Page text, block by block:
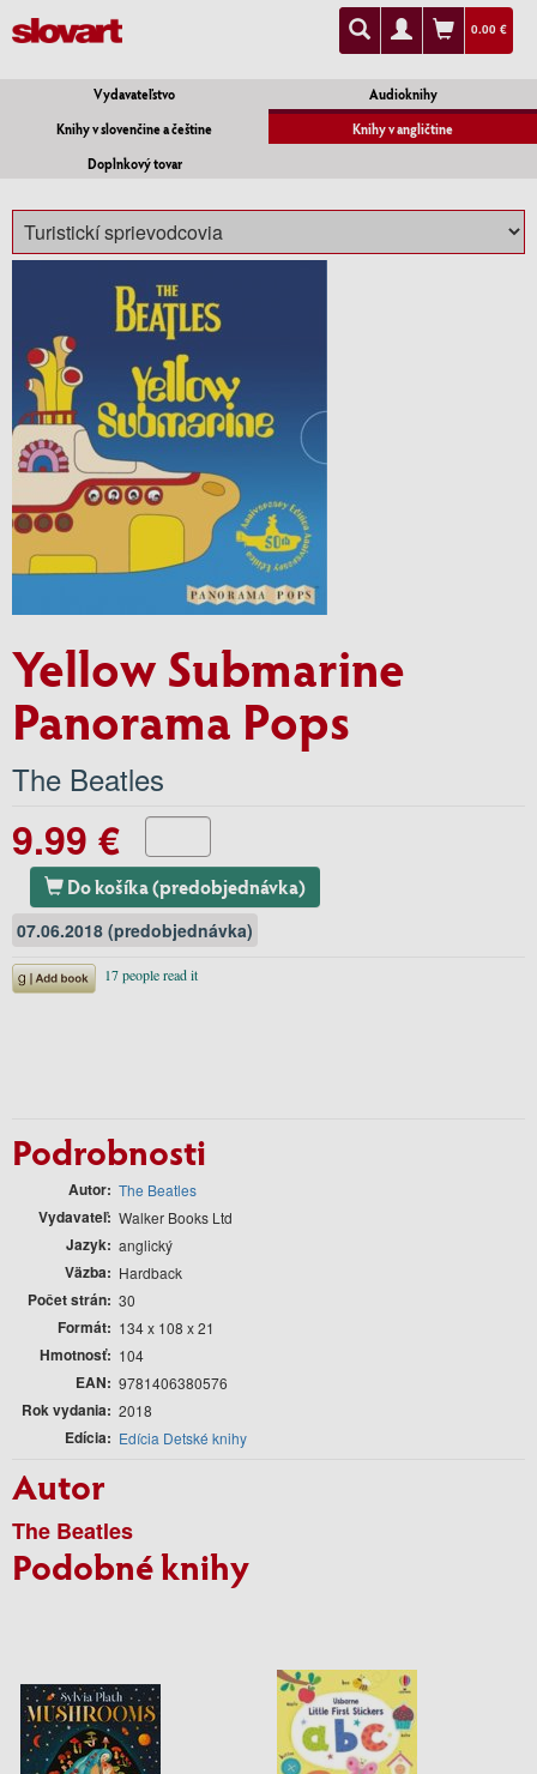
0.00 €
Vydavateľstvo
Audioknihy
Knihy v slovenčine a češtine
Knihy v angličtine
Doplnkový tovar
Yellow Submarine
Panorama Pops
The Beatles
9.99 €
Do košíka (predobjednávka)
07.06.2018 (predobjednávka)
Podrobnosti
Autor The Beatles
Vydavateľ Walker Books Ltd
Jazyk anglický
Väzba Hardback
Počet strán 30
Formát 134 x 108 x 21
Hmotnosť 104
EAN 9781406380576
Rok vydania 2018
Edícia Edícia Detské knihy
Autor
The Beatles
Podobné knihy